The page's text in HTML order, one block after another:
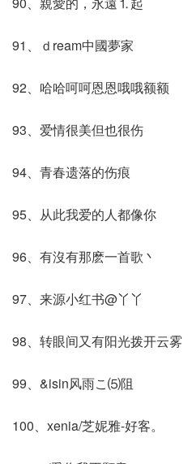
91、ｄream中國夢家
92、哈哈呵呵恩恩哦哦额额
93、爱情很美但也很伤
94、青春遗落的伤痕
95、从此我爱的人都像你
96、有沒有那麽一首歌丶
97、来源小红书@丫丫
98、转眼间又有阳光拨开云雾
99、&isin风雨こ⑸阻
100、xenia/芝妮雅-好客。